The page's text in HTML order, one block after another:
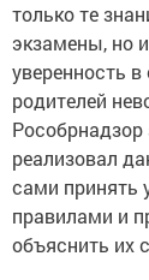
только те
экзамены, но
уверенность
родителей
реализовал
сами принять
правилами и
объяснить их